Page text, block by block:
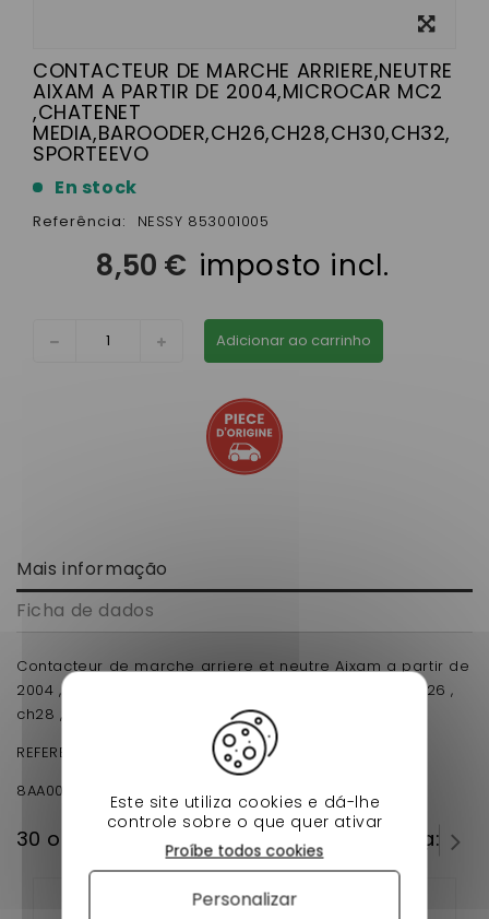
CONTACTEUR DE MARCHE ARRIERE,NEUTRE
AIXAM A PARTIR DE 2004,MICROCAR MC2
,CHATENET
MEDIA,BAROODER,CH26,CH28,CH30,CH32,
SPORTEEVO
En stock
Referência: NESSY 853001005
8,50 € imposto incl.
Adicionar ao carrinho
Mais informação
Ficha de dados
Contacteur de marche arriere et neutre Aixam a partir de
2004 , Microcar Mc2 ,Chatenet media , barooder , ch26 ,
ch28 , ch30 , ch32 , ch33 , sporteevo.
REFERENCE D'ORIGINE :
8AA002
30 outros produtos na mesma categoria:
Este site utiliza cookies e dá-lhe
controle sobre o que quer ativar
Proíbe todos cookies
Personalizar